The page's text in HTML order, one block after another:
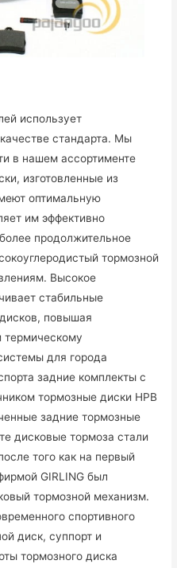
использует
стандарта. Мы
в нашем ассортименте
изготовленные из
оптимальную
им эффективно
продолжительное
тормозной
Высокое
стабильные
повышая
термическому
для города
задние комплекты с
тормозные диски HPB
задние тормозные
дисковые тормоза стали
того как на первый
GIRLING был
тормозной механизм.
спортивного
диск, суппорт и
тормозного диска